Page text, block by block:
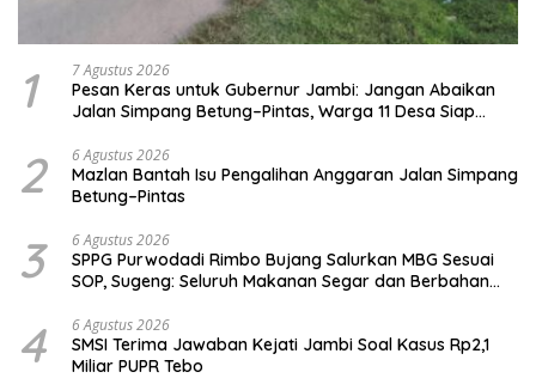
1 7 Agustus 2026
Pesan Keras untuk Gubernur Jambi: Jangan Abaikan
Jalan Simpang Betung–Pintas, Warga 11 Desa Siap
2 6 Agustus 2026
Mazlan Bantah Isu Pengalihan Anggaran Jalan Simpang
Betung–Pintas
3 6 Agustus 2026
SPPG Purwodadi Rimbo Bujang Salurkan MBG Sesuai
SOP, Sugeng: Seluruh Makanan Segar dan Berbahan
4 6 Agustus 2026
SMSI Terima Jawaban Kejati Jambi Soal Kasus Rp2,1
Miliar PUPR Tebo